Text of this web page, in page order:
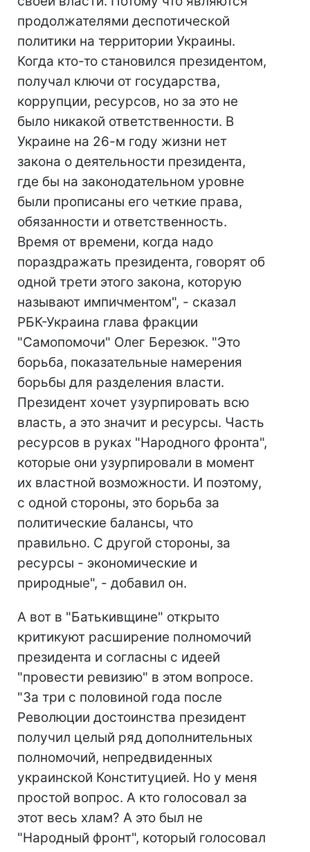
продолжателями деспотической
политики на территории Украины.
Когда кто-то становился президентом,
получал ключи от государства,
коррупции, ресурсов, но за это не
было никакой ответственности. В
Украине на 26-м году жизни нет
закона о деятельности президента,
где бы на законодательном уровне
были прописаны его четкие права,
обязанности и ответственность.
Время от времени, когда надо
пораздражать президента, говорят об
одной трети этого закона, которую
называют импичментом", - сказал
РБК-Украина глава фракции
"Самопомочи" Олег Березюк. "Это
борьба, показательные намерения
борьбы для разделения власти.
Президент хочет узурпировать всю
власть, а это значит и ресурсы. Часть
ресурсов в руках "Народного фронта",
которые они узурпировали в момент
их властной возможности. И поэтому,
с одной стороны, это борьба за
политические балансы, что
правильно. С другой стороны, за
ресурсы - экономические и
природные", - добавил он.
А вот в "Батькивщине" открыто
критикуют расширение полномочий
президента и согласны с идеей
"провести ревизию" в этом вопросе.
"За три с половиной года после
Революции достоинства президент
получил целый ряд дополнительных
полномочий, непредвиденных
украинской Конституцией. Но у меня
простой вопрос. А кто голосовал за
этот весь хлам? А это был не
"Народный фронт", который голосовал